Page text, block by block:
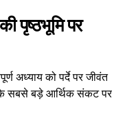
पृष्ठभूमि पर
अध्याय को पर्दे पर जीवंत
के सबसे बड़े आर्थिक संकट पर